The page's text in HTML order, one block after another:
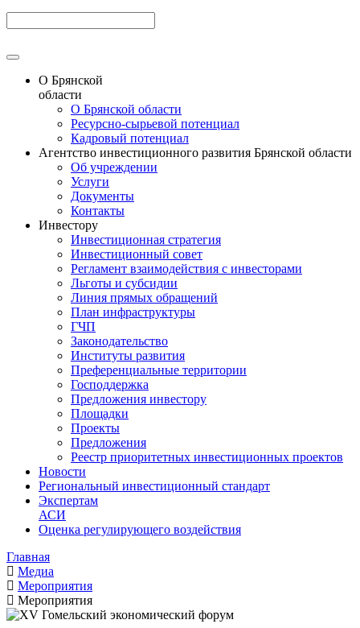
О Брянской
области
О Брянской области
Ресурсно-сырьевой потенциал
Кадровый потенциал
Агентство инвестиционного развития Брянской области
Об учреждении
Услуги
Документы
Контакты
Инвестору
Инвестиционная стратегия
Инвестиционный совет
Регламент взаимодействия с инвесторами
Льготы и субсидии
Линия прямых обращений
План инфраструктуры
ГЧП
Законодательство
Институты развития
Преференциальные территории
Господдержка
Предложения инвестору
Площадки
Проекты
Предложения
Реестр приоритетных инвестиционных проектов
Новости
Региональный инвестиционный стандарт
Экспертам
АСИ
Оценка регулирующего воздействия
Главная
Медиа
Мероприятия
Мероприятия